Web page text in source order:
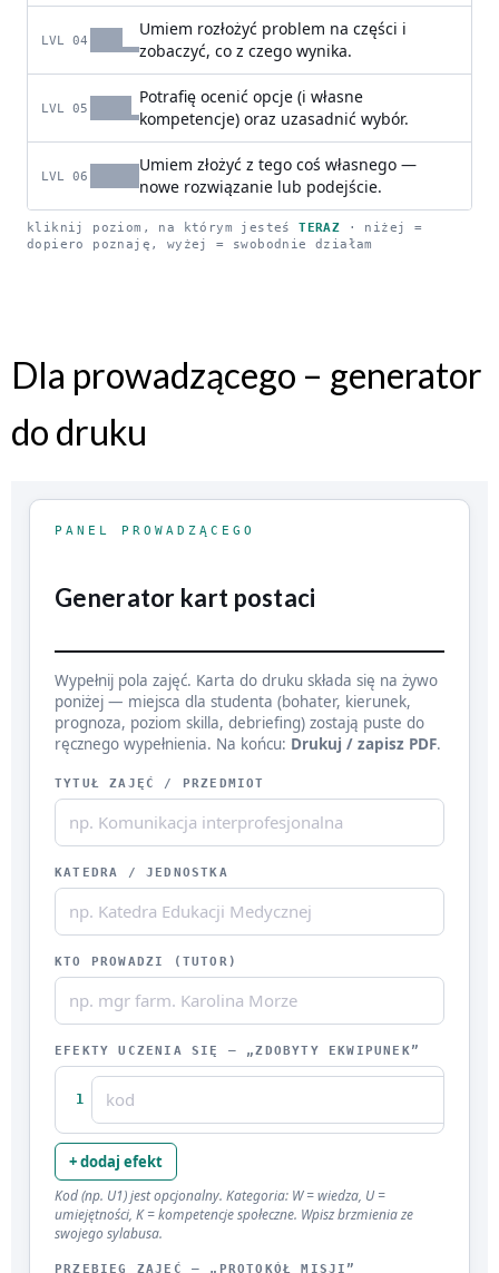
LVL 04
Umiem rozłożyć problem na części i
zobaczyć, co z czego wynika.
LVL 05
Potrafię ocenić opcje (i własne
kompetencje) oraz uzasadnić wybór.
LVL 06
Umiem złożyć z tego coś własnego —
nowe rozwiązanie lub podejście.
kliknij poziom, na którym jesteśTERAZ · niżej =
dopiero poznaję, wyżej = swobodnie działam
Dla prowadzącego – generator
do druku
PANEL PROWADZĄCEGO
Generator kart postaci
Wypełnij pola zajęć. Karta do druku składa się na żywo
poniżej — miejsca dla studenta (bohater, kierunek,
prognoza, poziom skilla, debriefing) zostają puste do
ręcznego wypełnienia. Na końcu: Drukuj / zapisz PDF.
TYTUŁ ZAJĘĆ / PRZEDMIOT
KATEDRA / JEDNOSTKA
KTO PROWADZI (TUTOR)
EFEKTY UCZENIA SIĘ — „ZDOBYTY EKWIPUNEK”
1
+ dodaj efekt
Kod (np. U1) jest opcjonalny. Kategoria: W = wiedza, U =
umiejętności, K = kompetencje społeczne. Wpisz brzmienia ze
swojego sylabusa.
PRZEBIEG ZAJĘĆ — „PROTOKÓŁ MISJI”